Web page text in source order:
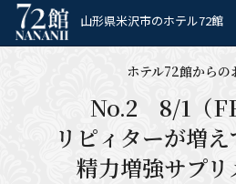
ホ
山形県米沢市のホテル72館
ホテル72館からの
No.2 8/1（
リピィターが増
精力増強サプリ